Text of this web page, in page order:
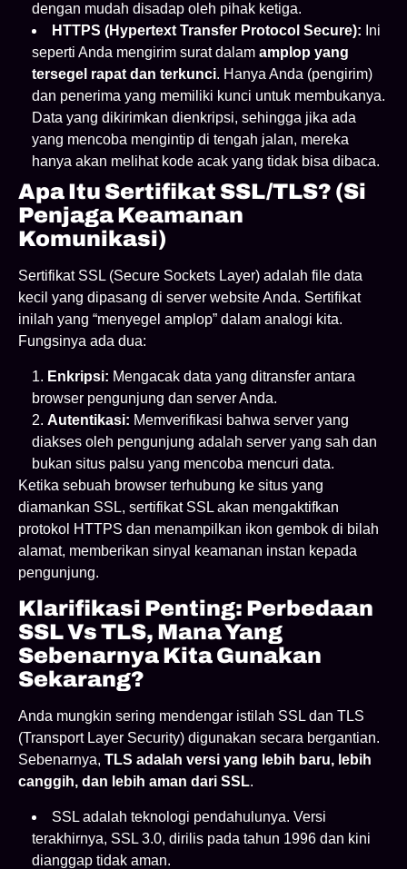
dengan mudah disadap oleh pihak ketiga.
HTTPS (Hypertext Transfer Protocol Secure): Ini
seperti Anda mengirim surat dalam amplop yang
tersegel rapat dan terkunci. Hanya Anda (pengirim)
dan penerima yang memiliki kunci untuk membukanya.
Data yang dikirimkan dienkripsi, sehingga jika ada
yang mencoba mengintip di tengah jalan, mereka
hanya akan melihat kode acak yang tidak bisa dibaca.
Apa Itu Sertifikat SSL/TLS? (Si
Penjaga Keamanan
Komunikasi)
Sertifikat SSL (Secure Sockets Layer) adalah file data
kecil yang dipasang di server website Anda. Sertifikat
inilah yang “menyegel amplop” dalam analogi kita.
Fungsinya ada dua:
Enkripsi: Mengacak data yang ditransfer antara
browser pengunjung dan server Anda.
Autentikasi: Memverifikasi bahwa server yang
diakses oleh pengunjung adalah server yang sah dan
bukan situs palsu yang mencoba mencuri data.
Ketika sebuah browser terhubung ke situs yang
diamankan SSL, sertifikat SSL akan mengaktifkan
protokol HTTPS dan menampilkan ikon gembok di bilah
alamat, memberikan sinyal keamanan instan kepada
pengunjung.
Klarifikasi Penting: Perbedaan
SSL Vs TLS, Mana Yang
Sebenarnya Kita Gunakan
Sekarang?
Anda mungkin sering mendengar istilah SSL dan TLS
(Transport Layer Security) digunakan secara bergantian.
Sebenarnya, TLS adalah versi yang lebih baru, lebih
canggih, dan lebih aman dari SSL.
SSL adalah teknologi pendahulunya. Versi
terakhirnya, SSL 3.0, dirilis pada tahun 1996 dan kini
dianggap tidak aman.